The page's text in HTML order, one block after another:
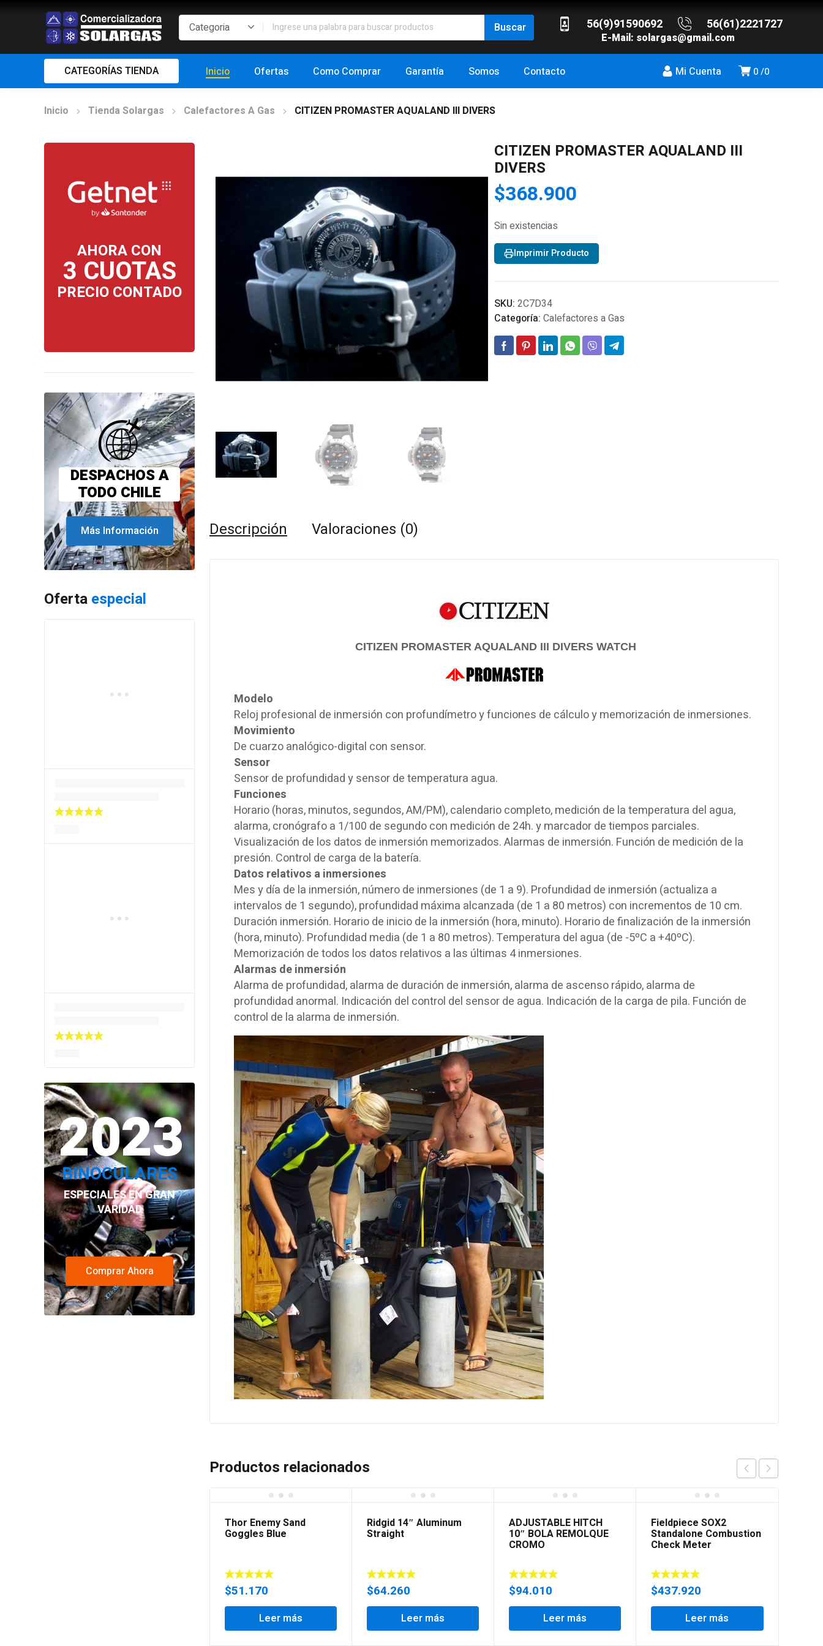
56(9)91590692 56(61)2221727
E-Mail: solargas@gmail.com
0 0
Mi Cuenta
CATEGORÍAS TIENDA Inicio Ofertas Como Comprar Garantía Somos Contacto
Inicio Tienda Solargas Calefactores A Gas CITIZEN PROMASTER AQUALAND III DIVERS
AHORA CON
3 CUOTAS
PRECIO CONTADO
DESPACHOS A
TODO CHILE
Más Información
Oferta especial
2023
BINOCULARES
ESPECIALES EN GRAN
VARIDAD
Comprar Ahora
CITIZEN PROMASTER AQUALAND III
DIVERS
$368.900
Sin existencias
Imprimir Producto
SKU: 2C7D34
Categoría: Calefactores a Gas
Descripción Valoraciones (0)
CITIZEN PROMASTER AQUALAND III DIVERS WATCH
Modelo
Reloj profesional de inmersión con profundímetro y funciones de cálculo y memorización de inmersiones.
Movimiento
De cuarzo analógico-digital con sensor.
Sensor
Sensor de profundidad y sensor de temperatura agua.
Funciones
Horario (horas, minutos, segundos, AM/PM), calendario completo, medición de la temperatura del agua,
alarma, cronógrafo a 1/100 de segundo con medición de 24h. y marcador de tiempos parciales.
Visualización de los datos de inmersión memorizados. Alarmas de inmersión. Función de medición de la
presión. Control de carga de la batería.
Datos relativos a inmersiones
Mes y día de la inmersión, número de inmersiones (de 1 a 9). Profundidad de inmersión (actualiza a
intervalos de 1 segundo), profundidad máxima alcanzada (de 1 a 80 metros) con incrementos de 10 cm.
Duración inmersión. Horario de inicio de la inmersión (hora, minuto). Horario de finalización de la inmersión
(hora, minuto). Profundidad media (de 1 a 80 metros). Temperatura del agua (de -5ºC a +40ºC).
Memorización de todos los datos relativos a las últimas 4 inmersiones.
Alarmas de inmersión
Alarma de profundidad, alarma de duración de inmersión, alarma de ascenso rápido, alarma de
profundidad anormal. Indicación del control del sensor de agua. Indicación de la carga de pila. Función de
control de la alarma de inmersión.
Productos relacionados
Thor Enemy Sand
Goggles Blue
$51.170
Leer más
Ridgid 14″ Aluminum
Straight
$64.260
Leer más
ADJUSTABLE HITCH
10″ BOLA REMOLQUE
CROMO
$94.010
Leer más
Fieldpiece SOX2
Standalone Combustion
Check Meter
$437.920
Leer más